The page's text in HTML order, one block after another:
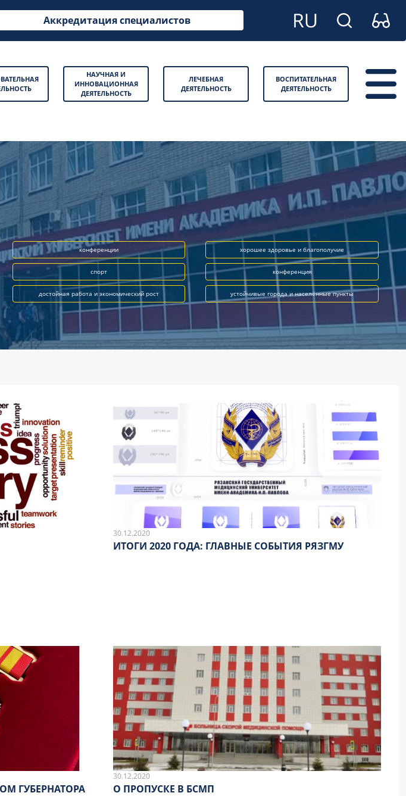
Аккредитация специалистов
НАУЧНАЯ И
ИННОВАЦИОННАЯ
ДЕЯТЕЛЬНОСТЬ
ЛЕЧЕБНАЯ
ДЕЯТЕЛЬНОСТЬ
ВОСПИТАТЕЛЬНАЯ
ДЕЯТЕЛЬНОСТЬ
конференции хорошее здоровье и благополучие
спорт конференция
достойная работа и экономический рост устойчивые города и населённые пункты
30.12.2020
ИТОГИ 2020 ГОДА: ГЛАВНЫЕ СОБЫТИЯ РЯЗГМУ
ГУБЕРНАТОРА
30.12.2020
О ПРОПУСКЕ В БСМП